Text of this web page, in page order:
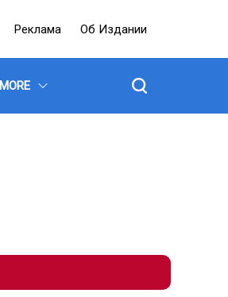
Реклама Об Издании
MORE